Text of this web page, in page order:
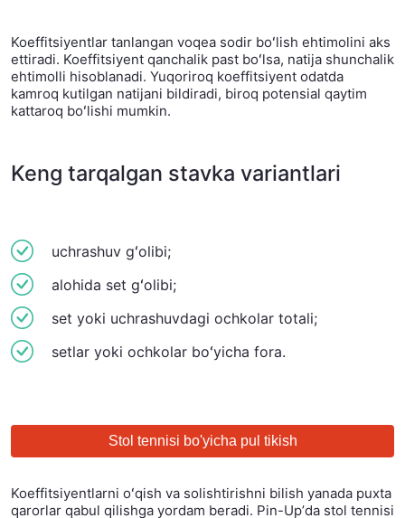
Koeffitsiyentlar tanlangan voqea sodir boʻlish ehtimolini aks
ettiradi. Koeffitsiyent qanchalik past boʻlsa, natija shunchalik
ehtimolli hisoblanadi. Yuqoriroq koeffitsiyent odatda
kamroq kutilgan natijani bildiradi, biroq potensial qaytim
kattaroq boʻlishi mumkin.
Keng tarqalgan stavka variantlari
uchrashuv gʻolibi;
alohida set gʻolibi;
set yoki uchrashuvdagi ochkolar totali;
setlar yoki ochkolar boʻyicha fora.
Stol tennisi bo'yicha pul tikish
Koeffitsiyentlarni oʻqish va solishtirishni bilish yanada puxta
qarorlar qabul qilishga yordam beradi. Pin-Upʼda stol tennisi